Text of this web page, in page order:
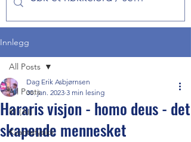
Innlegg
All Posts
KI (AI)
Kvantefysikk
All Posts
Hararis visjon - homo deus - det
skapende mennesket
Dag Erik Asbjørnsen
30. jan. 2023 3 min lesing